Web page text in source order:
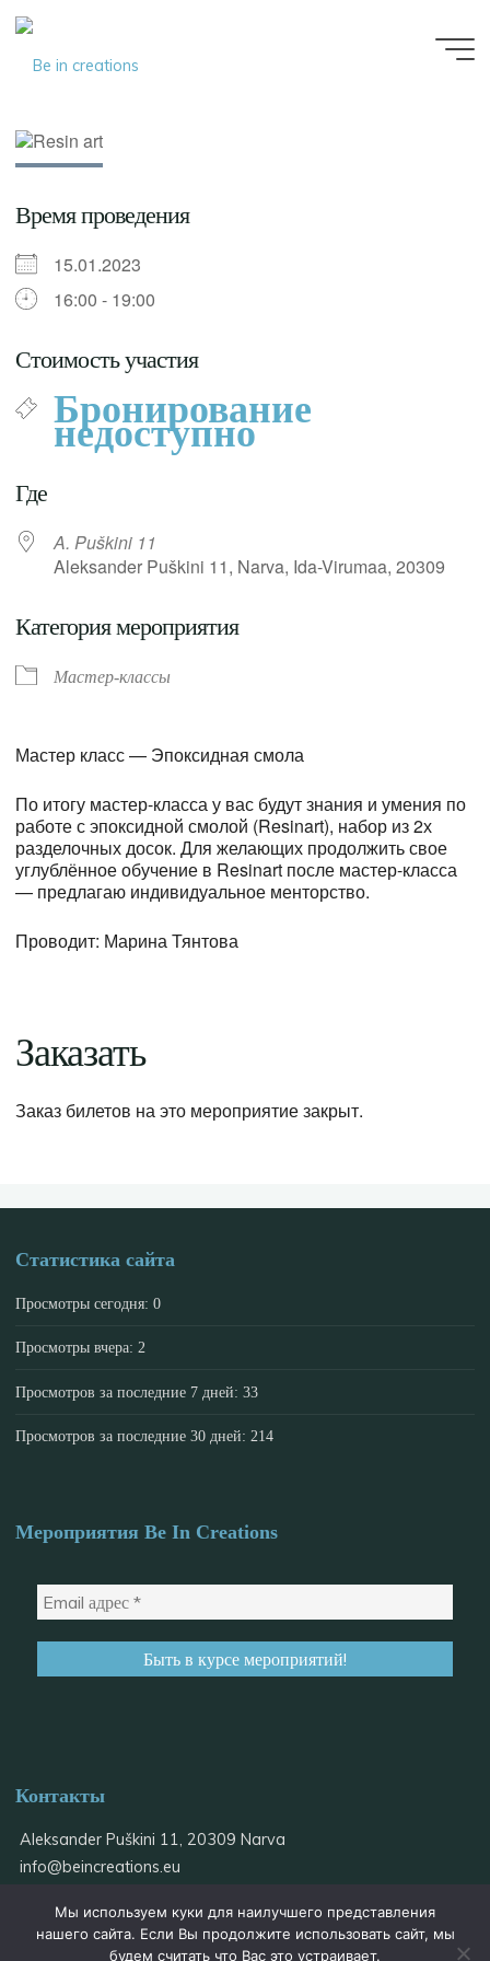
Время проведения
15.01.2023
16:00 - 19:00
Стоимость участия
Бронирование
недоступно
Где
A. Puškini 11
Aleksander Puškini 11, Narva, Ida-Virumaa, 20309
Категория мероприятия
Мастер-классы
Мастер класс — Эпоксидная смола
По итогу мастер-класса у вас будут знания и умения по
работе с эпоксидной смолой (Resinart), набор из 2х
разделочных досок. Для желающих продолжить свое
углублённое обучение в Resinart после мастер-класса
— предлагаю индивидуальное менторство.
Проводит: Марина Тянтова
Заказать
Заказ билетов на это мероприятие закрыт.
Статистика сайта
Просмотры сегодня:0
Просмотры вчера: 2
Просмотров за последние 7 дней:33
Просмотров за последние 30 дней: 214
Мероприятия Be In Creations
Контакты
Aleksander Puškini 11, 20309 Narva
info@beincreations.eu
@be_in_creations
Мы используем куки для наилучшего представления
нашего сайта. Если Вы продолжите использовать сайт, мы
будем считать что Вас это устраивает.